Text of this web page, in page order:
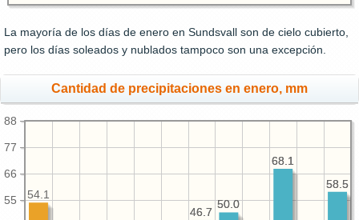
La mayoría de los días de enero en Sundsvall son de cielo cubierto,
pero los días soleados y nublados tampoco son una excepción.
Cantidad de precipitaciones en enero, mm
55
66
77
88
58.5
68.1
50.0
46.7
58.5
68.1
50.0
46.7
54.1